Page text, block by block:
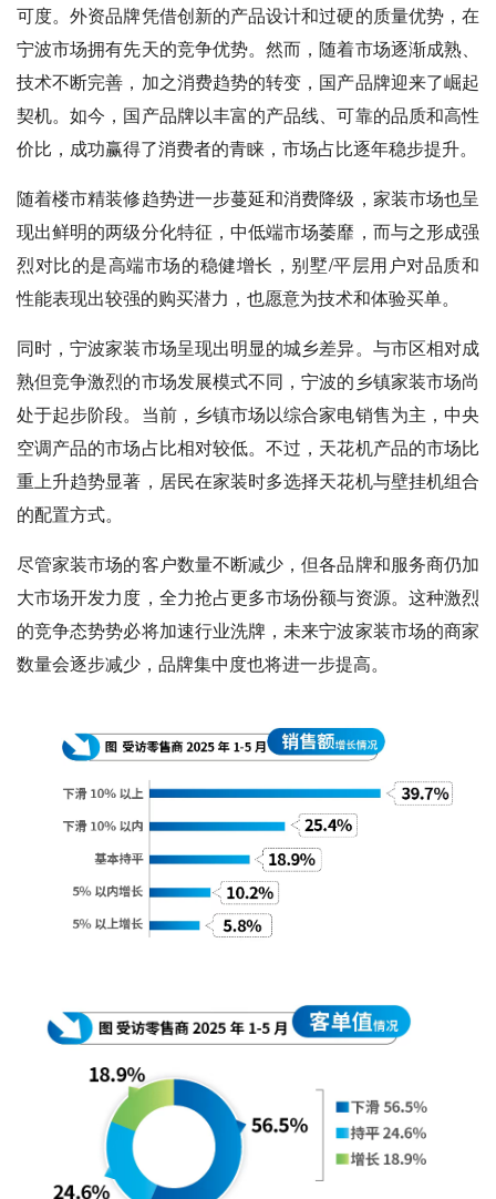
可度。外资品牌凭借创新的产品设计和过硬的质量优势，在
宁波市场拥有先天的竞争优势。然而，随着市场逐渐成熟、
技术不断完善，加之消费趋势的转变，国产品牌迎来了崛起
契机。如今，国产品牌以丰富的产品线、可靠的品质和高性
价比，成功赢得了消费者的青睐，市场占比逐年稳步提升。
随着楼市精装修趋势进一步蔓延和消费降级，家装市场也呈
现出鲜明的两级分化特征，中低端市场萎靡，而与之形成强
烈对比的是高端市场的稳健增长，别墅/平层用户对品质和
性能表现出较强的购买潜力，也愿意为技术和体验买单。
同时，宁波家装市场呈现出明显的城乡差异。与市区相对成
熟但竞争激烈的市场发展模式不同，宁波的乡镇家装市场尚
处于起步阶段。当前，乡镇市场以综合家电销售为主，中央
空调产品的市场占比相对较低。不过，天花机产品的市场比
重上升趋势显著，居民在家装时多选择天花机与壁挂机组合
的配置方式。
尽管家装市场的客户数量不断减少，但各品牌和服务商仍加
大市场开发力度，全力抢占更多市场份额与资源。这种激烈
的竞争态势势必将加速行业洗牌，未来宁波家装市场的商家
数量会逐步减少，品牌集中度也将进一步提高。